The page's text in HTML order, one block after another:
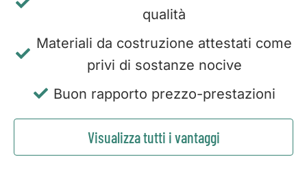
qualità
Materiali da costruzione attestati come
privi di sostanze nocive
Buon rapporto prezzo-prestazioni
Visualizza tutti i vantaggi